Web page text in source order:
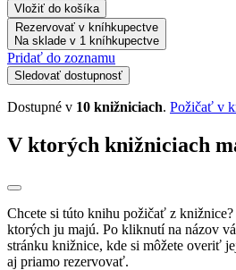
Vložiť do košíka
Rezervovať v kníhkupectve
Na sklade v 1 kníhkupectve
Pridať do zoznamu
Sledovať dostupnosť
Dostupné v 10 knižniciach. Požičať v
V ktorých knižniciach
Chcete si túto knihu požičať z
ktorých ju majú. Po kliknutí na názov
stránku knižnice, kde si môžete overiť
aj priamo rezervovať.